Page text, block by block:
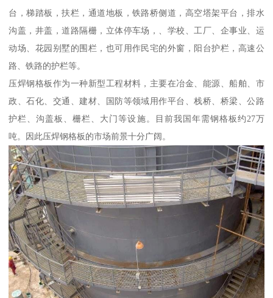
台，梯踏板，扶栏，通道地板，铁路桥侧道，高空塔架平台，排水
沟盖，井盖，道路隔栅，立体停车场，、学校、工厂、企事业、运
动场、花园别墅的围栏，也可用作民宅的外窗，阳台护栏，高速公
路、铁路的护栏等。
压焊钢格板作为一种新型工程材料，主要在冶金、能源、船舶、市
政、石化、交通、建材、国防等领域用作平台、栈桥、桥梁、公路
护栏、沟盖板、栅栏、大门等设施。目前我国年需钢格板约27万
吨。因此压焊钢格板的市场前景十分广阔。